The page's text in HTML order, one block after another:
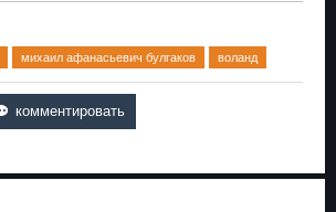
михаил афанасьевич булгаков воланд